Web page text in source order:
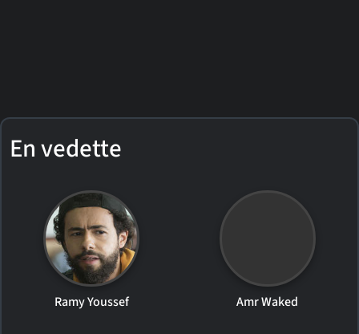
En vedette
Ramy Youssef Amr Waked